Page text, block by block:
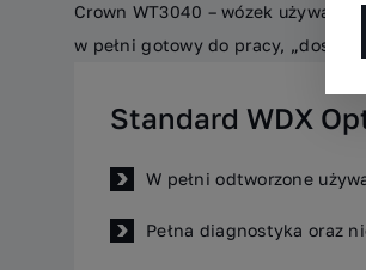
Crown WT3040 – wózek
w pełni gotowy do pracy,
Standard WDX
W pełni odtworzone
Pełna diagnostyka oraz